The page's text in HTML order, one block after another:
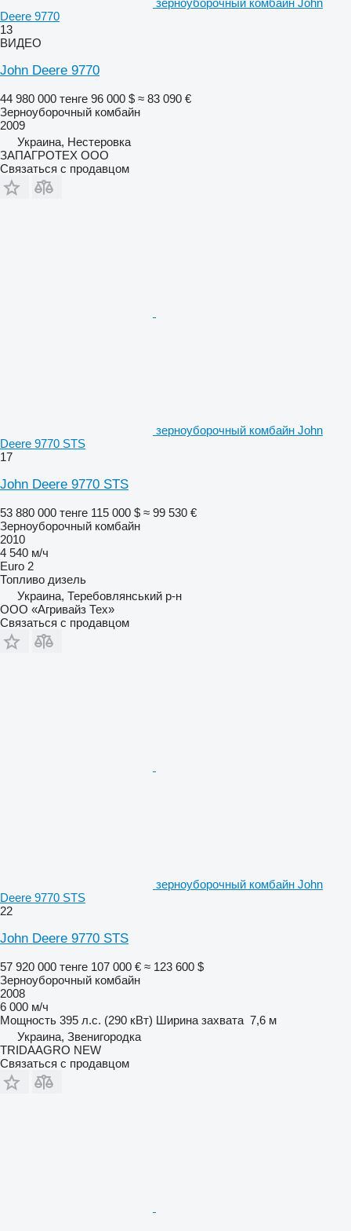
зерноуборочный комбайн John
Deere 9770
13
ВИДЕО
John Deere 9770
44 980 000 тенге 96 000 $ ≈ 83 090 €
Зерноуборочный комбайн
2009
Украина, Нестеровка
ЗАПАГРОТЕХ ООО
Связаться с продавцом
зерноуборочный комбайн John
Deere 9770 STS
17
John Deere 9770 STS
53 880 000 тенге 115 000 $ ≈ 99 530 €
Зерноуборочный комбайн
2010
4 540 м/ч
Euro 2
Топливо дизель
Украина, Теребовлянський р-н
ООО «Агривайз Тех»
Связаться с продавцом
зерноуборочный комбайн John
Deere 9770 STS
22
John Deere 9770 STS
57 920 000 тенге 107 000 € ≈ 123 600 $
Зерноуборочный комбайн
2008
6 000 м/ч
Мощность 395 л.с. (290 кВт) Ширина захвата 7,6 м
Украина, Звенигородка
TRIDAAGRO NEW
Связаться с продавцом